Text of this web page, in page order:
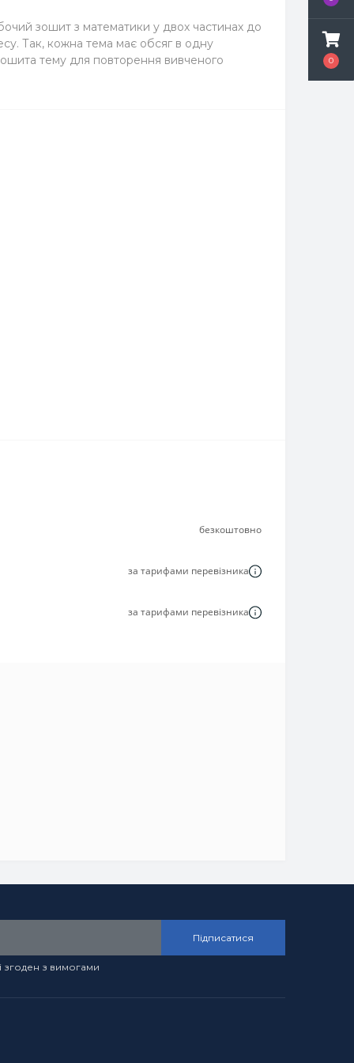
0
зошит з математики у двох частинах до
Так, кожна тема має обсяг в одну
тему для повторення вивченого
безкоштовно
за тарифами перевізника
за тарифами перевізника
Підписатися
згоден з вимогами